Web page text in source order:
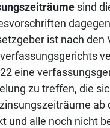
sind
ist nach den
eine
zu treffen, die
ab
und alle noch nicht